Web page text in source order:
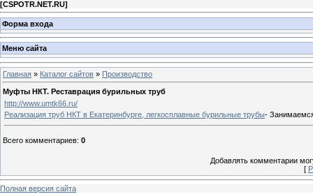
[CSPOTR.NET.RU]
Форма входа
Меню сайта
Главная » Каталог сайтов » Производство
Муфты НКТ. Реставрация бурильных труб
http://www.umtk66.ru/
Реализация труб НКТ в Екатеринбурге, легкосплавные бурильные трубы-
Всего комментариев: 0
Добавлять комментарии
[
Полная версия сайта